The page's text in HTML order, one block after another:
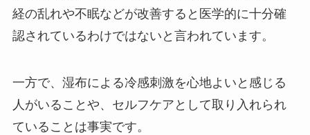
経の乱れや不眠などが改善すると医学的に十分確
認されているわけではないと言われています。
一方で、湿布による冷感刺激を心地よいと感じる
人がいることや、セルフケアとして取り入れられ
ていることは事実です。